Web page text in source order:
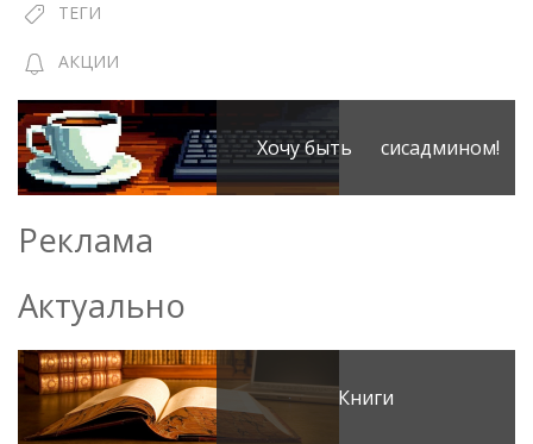
ТЕГИ
АКЦИИ
Хочу быть сисадмином!
Реклама
Актуально
Книги